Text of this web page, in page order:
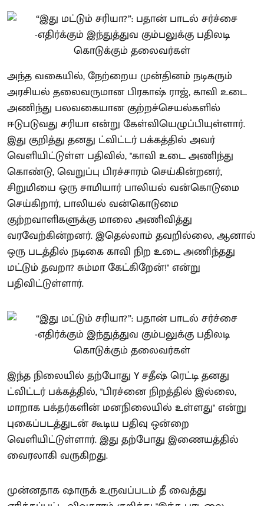
அந்த வகையில், நேற்றைய முன்தினம் நடிகரும்
அரசியல் தலைவருமான பிரகாஷ் ராஜ், காவி உடை
அணிந்து பலவகையான குற்றச்செயல்களில்
ஈடுபடுவது சரியா என்று கேள்வியெழுப்பியுள்ளார்.
இது குறித்து தனது ட்விட்டர் பக்கத்தில் அவர்
வெளியிட்டுள்ள பதிவில், "காவி உடை அணிந்து
கொண்டு, வெறுப்பு பிரச்சாரம் செய்கின்றனர்,
சிறுமியை ஒரு சாமியார் பாலியல் வன்கொடுமை
செய்கிறார், பாலியல் வன்கொடுமை
குற்றவாளிகளுக்கு மாலை அணிவித்து
வரவேற்கின்றனர். இதெல்லாம் தவறில்லை, ஆனால்
ஒரு படத்தில் நடிகை காவி நிற உடை அணிந்தது
மட்டும் தவறா? சும்மா கேட்கிறேன்!" என்று
பதிவிட்டுள்ளார்.
இந்த நிலையில் தற்போது Y சதீஷ் ரெட்டி தனது
ட்விட்டர் பக்கத்தில், "பிரச்னை நிறத்தில் இல்லை,
மாறாக பக்தர்களின் மனநிலையில் உள்ளது" என்று
புகைப்படத்துடன் கூடிய பதிவு ஒன்றை
வெளியிட்டுள்ளார். இது தற்போது இணையத்தில்
வைரலாகி வருகிறது.
முன்னதாக ஷாருக் உருவப்படம் தீ வைத்து